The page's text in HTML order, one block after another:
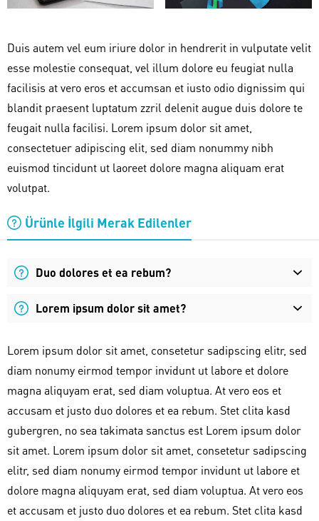
Duis autem vel eum iriure dolor in hendrerit in vulputate velit
esse molestie consequat, vel illum dolore eu feugiat nulla
facilisis at vero eros et accumsan et iusto odio dignissim qui
blandit praesent luptatum zzril delenit augue duis dolore te
feugait nulla facilisi. Lorem ipsum dolor sit amet,
consectetuer adipiscing elit, sed diam nonummy nibh
euismod tincidunt ut laoreet dolore magna aliquam erat
volutpat.
Ürünle İlgili Merak Edilenler
Duo dolores et ea rebum?
Lorem ipsum dolor sit amet?
Lorem ipsum dolor sit amet, consetetur sadipscing elitr, sed
diam nonumy eirmod tempor invidunt ut labore et dolore
magna aliquyam erat, sed diam voluptua. At vero eos et
accusam et justo duo dolores et ea rebum. Stet clita kasd
gubergren, no sea takimata sanctus est Lorem ipsum dolor
sit amet. Lorem ipsum dolor sit amet, consetetur sadipscing
elitr, sed diam nonumy eirmod tempor invidunt ut labore et
dolore magna aliquyam erat, sed diam voluptua. At vero eos
et accusam et justo duo dolores et ea rebum. Stet clita kasd